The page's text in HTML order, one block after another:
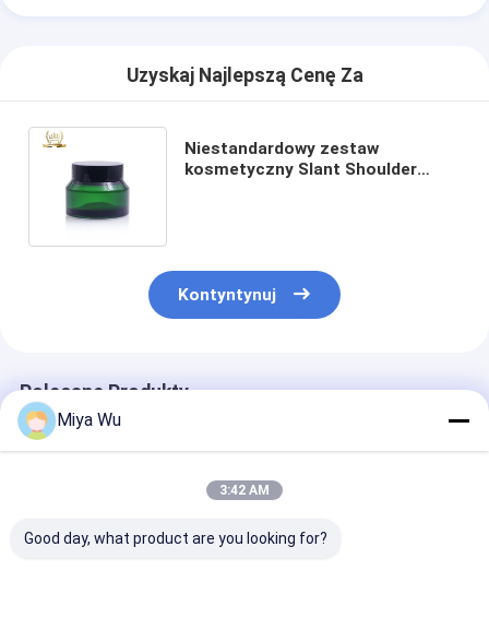
Uzyskaj Najlepszą Cenę Za
Niestandardowy zestaw
kosmetyczny Slant Shoulder
Kontyntynuj
Polecane Produkty
Miya Wu
3:42 AM
Good day, what product are you looking for?